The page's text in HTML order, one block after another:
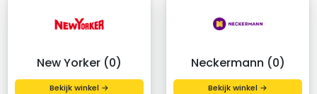
New Yorker (0)
Bekijk winkel →
Neckermann (0)
Bekijk winkel →